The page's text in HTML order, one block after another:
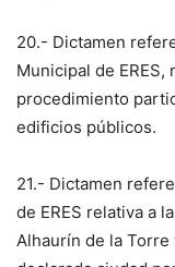
20.- Dictamen
Municipal de ERES,
procedimiento
edificios públicos.
21.- Dictamen
de ERES relativa a
Alhaurín de la